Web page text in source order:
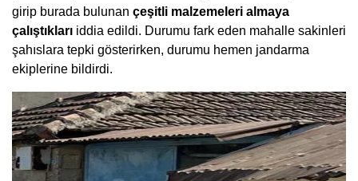
girip burada bulunan çeşitli malzemeleri almaya
çalıştıkları iddia edildi. Durumu fark eden mahalle sakinleri
şahıslara tepki gösterirken, durumu hemen jandarma
ekiplerine bildirdi.